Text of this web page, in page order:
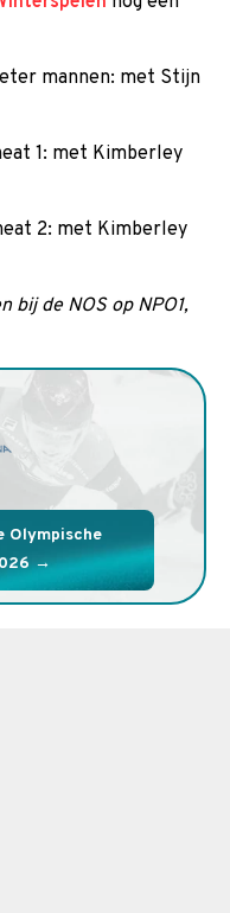
mannen: met Stijn
1: met Kimberley
2: met Kimberley
bij de NOS op NPO1,
Olympische